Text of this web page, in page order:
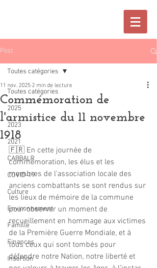
Post
Toutes catégories
2025
2023
2021
CABBALR
COVID-19
Culture
Environnement
Famille
Finances
Insertion
Toutes catégories
Commémoration de
l'armistice du 11 novembre
1918
11 nov. 2025 2 min de lecture
🇫🇷 En cette journée de
commémoration, les élus et les
membres de l'association locale des
anciens combattants se sont rendus sur
les lieux de mémoire de la commune
pour observer un moment de
recueillement en hommage aux victimes
de la Première Guerre Mondiale, et à
tous ceux qui sont tombés pour
défendre notre Nation, notre liberté et